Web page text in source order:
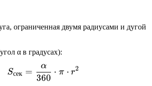
ограниченная двумя радиусами и дугой
α в градусах):
S_{сек} =
Sсек =
360
α
⋅ π ⋅ r2